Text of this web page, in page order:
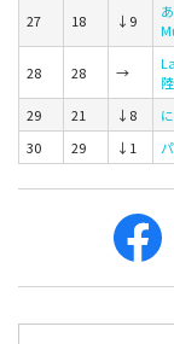
27 18 ↓9
28 28 →
29 21 ↓8
30
29 ↓1